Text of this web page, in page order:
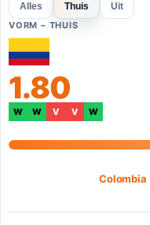
Alles Thuis
Uit
VORM – THUIS
1.80
W W V V W
Colombia